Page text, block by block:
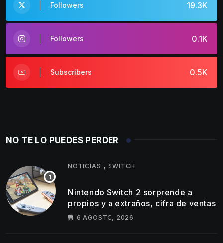
19.3K
Followers
0.1K
Followers
0.5K
Subscribers
NO TE LO PUEDES PERDER
NOTICIAS ,SWITCH
Nintendo Switch 2 sorprende a
propios y a extraños, cifra de ventas
6 AGOSTO, 2026